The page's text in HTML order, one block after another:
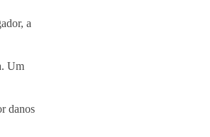
a
Um
danos